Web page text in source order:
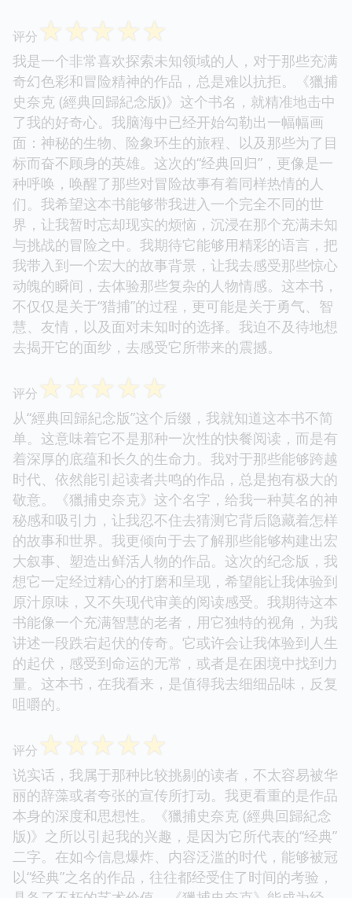
评分 ☆☆☆☆☆
我是一个非常喜欢探索未知领域的人，对于那些充满
奇幻色彩和冒险精神的作品，总是难以抗拒。《獵捕
史奈克 (經典回歸紀念版)》这个书名，就精准地击中
了我的好奇心。我脑海中已经开始勾勒出一幅幅画
面：神秘的生物、险象环生的旅程、以及那些为了目
标而奋不顾身的英雄。这次的“经典回归”，更像是一
种呼唤，唤醒了那些对冒险故事有着同样热情的人
们。我希望这本书能够带我进入一个完全不同的世
界，让我暂时忘却现实的烦恼，沉浸在那个充满未知
与挑战的冒险之中。我期待它能够用精彩的语言，把
我带入到一个宏大的故事背景，让我去感受那些惊心
动魄的瞬间，去体验那些复杂的人物情感。这本书，
不仅仅是关于“猎捕”的过程，更可能是关于勇气、智
慧、友情，以及面对未知时的选择。我迫不及待地想
去揭开它的面纱，去感受它所带来的震撼。
评分 ☆☆☆☆☆
从“經典回歸紀念版”这个后缀，我就知道这本书不简
单。这意味着它不是那种一次性的快餐阅读，而是有
着深厚的底蕴和长久的生命力。我对于那些能够跨越
时代、依然能引起读者共鸣的作品，总是抱有极大的
敬意。《獵捕史奈克》这个名字，给我一种莫名的神
秘感和吸引力，让我忍不住去猜测它背后隐藏着怎样
的故事和世界。我更倾向于去了解那些能够构建出宏
大叙事、塑造出鲜活人物的作品。这次的纪念版，我
想它一定经过精心的打磨和呈现，希望能让我体验到
原汁原味，又不失现代审美的阅读感受。我期待这本
书能像一个充满智慧的老者，用它独特的视角，为我
讲述一段跌宕起伏的传奇。它或许会让我体验到人生
的起伏，感受到命运的无常，或者是在困境中找到力
量。这本书，在我看来，是值得我去细细品味，反复
咀嚼的。
评分 ☆☆☆☆☆
说实话，我属于那种比较挑剔的读者，不太容易被华
丽的辞藻或者夸张的宣传所打动。我更看重的是作品
本身的深度和思想性。《獵捕史奈克 (經典回歸紀念
版)》之所以引起我的兴趣，是因为它所代表的“经典”
二字。在如今信息爆炸、内容泛滥的时代，能够被冠
以“经典”之名的作品，往往都经受住了时间的考验，